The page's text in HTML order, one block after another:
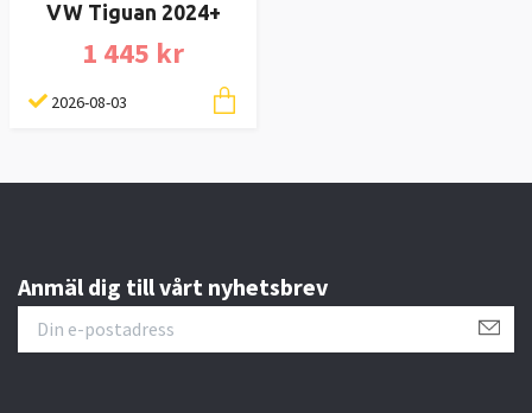
VW Tiguan 2024+
1 445 kr
2026-08-03
Anmäl dig till vårt nyhetsbrev